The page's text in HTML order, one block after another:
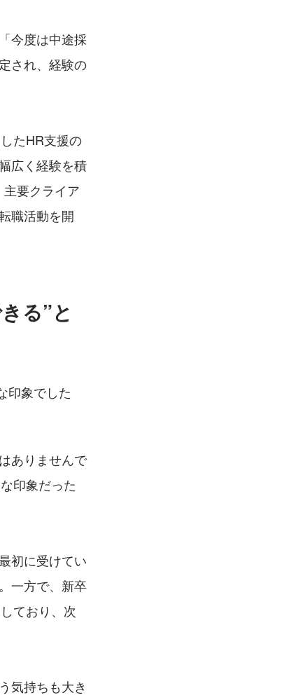
今度は中途採
され、経験の
たHR支援の
広く経験を積
要クライア
職活動を開
る”と
印象でした
ありませんで
印象だった
初に受けてい
一方で、新卒
ており、次
気持ちも大き